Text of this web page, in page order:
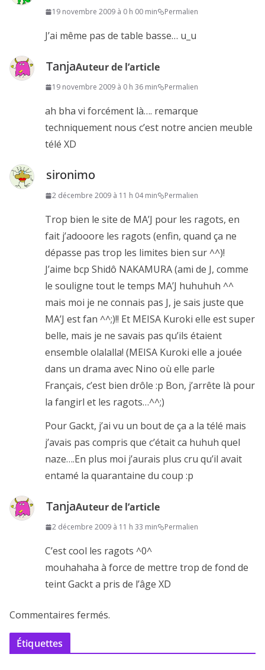
19 novembre 2009 à 0 h 00 min Permalien
J’ai même pas de table basse… u_u
TanjaAuteur de l’article
19 novembre 2009 à 0 h 36 min Permalien
ah bha vi forcément là…. remarque
techniquement nous c’est notre ancien meuble
télé XD
sironimo
2 décembre 2009 à 11 h 04 min Permalien
Trop bien le site de MA’J pour les ragots, en
fait j’adooore les ragots (enfin, quand ça ne
dépasse pas trop les limites bien sur ^^)!
J’aime bcp Shidô NAKAMURA (ami de J, comme
le souligne tout le temps MA’J huhuhuh ^^
mais moi je ne connais pas J, je sais juste que
MA’J est fan ^^;)!! Et MEISA Kuroki elle est super
belle, mais je ne savais pas qu’ils étaient
ensemble olalalla! (MEISA Kuroki elle a jouée
dans un drama avec Nino où elle parle
Français, c’est bien drôle :p Bon, j’arrête là pour
la fangirl et les ragots…^^;)
Pour Gackt, j’ai vu un bout de ça a la télé mais
j’avais pas compris que c’était ca huhuh quel
naze….En plus moi j’aurais plus cru qu’il avait
entamé la quarantaine du coup :p
TanjaAuteur de l’article
2 décembre 2009 à 11 h 33 min Permalien
C’est cool les ragots ^0^
mouhahaha à force de mettre trop de fond de
teint Gackt a pris de l’âge XD
Commentaires fermés.
Étiquettes